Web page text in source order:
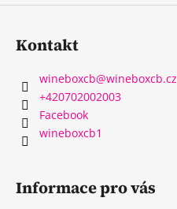
Kontakt
wineboxcb@wineboxcb.cz
+420702002003
Facebook
wineboxcb1
Informace pro vás